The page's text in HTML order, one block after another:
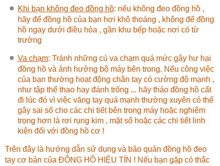
Khi bạn không đeo đồng hồ: nếu không đeo đồng hồ ,
hãy để đồng hồ của bạn hơi khô thoáng , không để đồng
hồ ngay dưới điều hòa , gần khu bếp hoặc nơi có từ
trường
Va chạm: Tránh những cú va chạm quá mức gây hư hại
đồng hồ và ảnh hưởng bộ máy bên trong. Nếu công việc
của bạn thường hoạt động chân tay có cường độ mạnh ,
như tập thể thao hay đánh trống ... hãy tháo đồng hồ cất
đi lúc đó vì việc văng tay quá mạnh thường xuyên có thể
gây sai số cho các chi tiết bên trong máy hoặc nghiêm
trọng hơn là rơi rụng kim , mặt số hoặc các chi tiết linh
kiện đối với đồng hồ cơ !
Trên đây là hướng dẫn sử dụng và bảo quản đồng hồ đeo
tay cơ bản của ĐỒNG HỒ HIỆU TÍN ! Nếu bạn gặp có thắc